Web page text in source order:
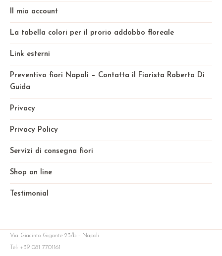
Il mio account
La tabella colori per il prorio addobbo floreale
Link esterni
Preventivo fiori Napoli – Contatta il Fiorista Roberto Di
Guida
Privacy
Privacy Policy
Servizi di consegna fiori
Shop on line
Testimonial
Via Giacinto Gigante 23/b - Napoli
Tel: +39 081 7701161